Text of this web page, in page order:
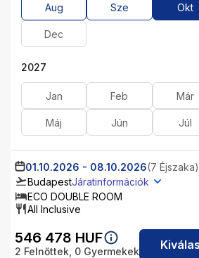
Aug Sze Okt
Dec
2027
Jan Feb Már
Máj Jún Júl
01.10.2026 - 08.10.2026(7 Éjszaka)
BudapestJáratinformációk
ECO DOUBLE ROOM
All Inclusive
546 478 HUF
2 Felnőttek, 0 Gyermekek